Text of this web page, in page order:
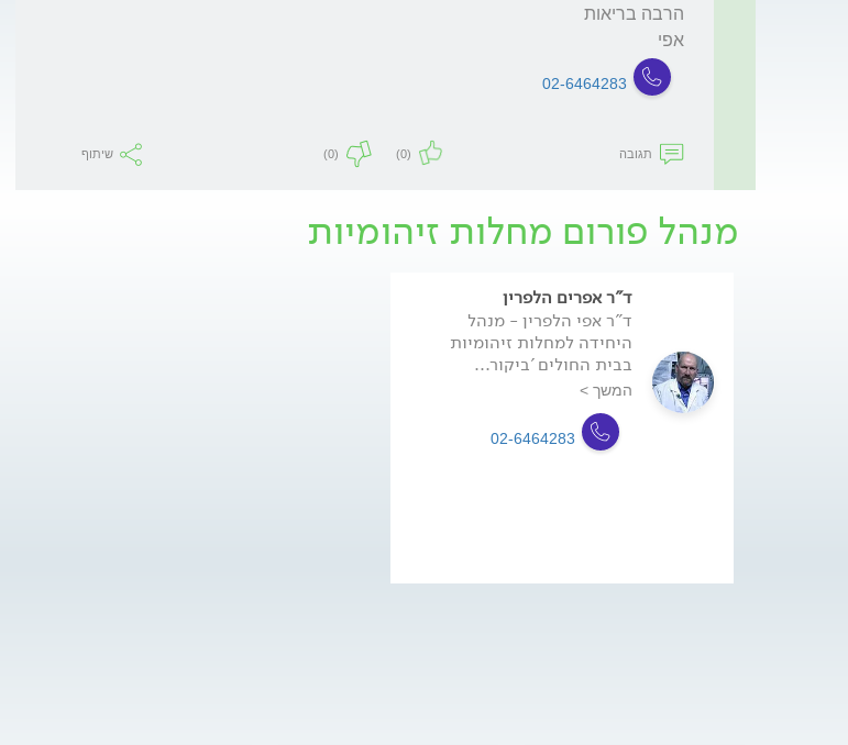
אפי
02-6464283
תגובה (0)
(0) שיתוף
מנהל פורום מחלות זיהומיות
ד"ר אפרים הלפרין
ד"ר אפי הלפרין - מנהל
היחידה למחלות זיהומיות
בבית החולים 'ביקור...
המשך >
02-6464283